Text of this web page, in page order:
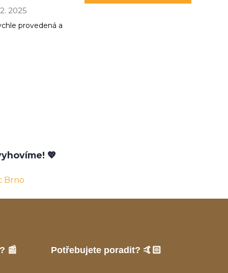
2025
provedená a
💖
Brno
📰 Potřebujete poradit? 🤙🏻